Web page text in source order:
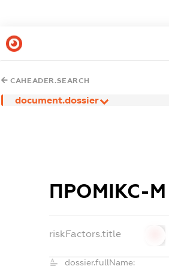
CAHEADER.SEARCH
document.dossier
ПРОМІКС-М
riskFactors.title
dossier.fullName: